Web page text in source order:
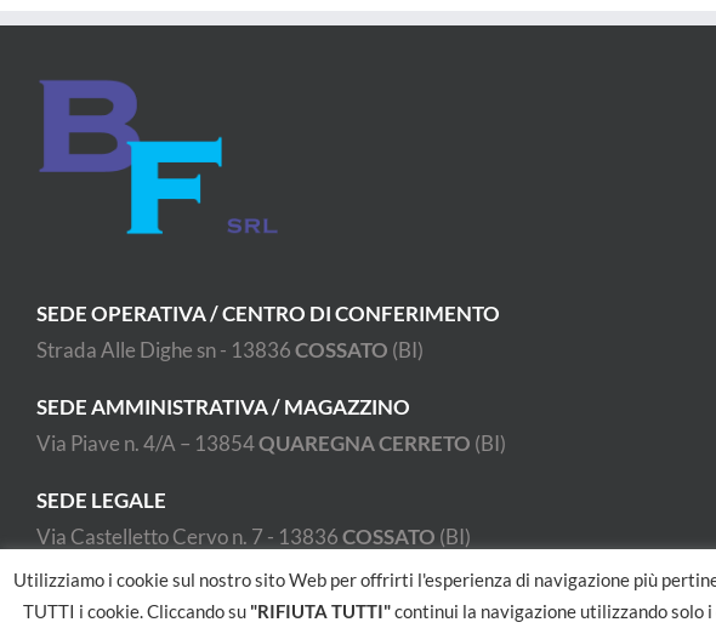
SEDE OPERATIVA / CENTRO DI CONFERIMENTO
Strada Alle Dighe sn - 13836COSSATO (BI)
SEDE AMMINISTRATIVA / MAGAZZINO
Via Piave n. 4/A – 13854QUAREGNA CERRETO (BI)
SEDE LEGALE
Via Castelletto Cervo n. 7 - 13836COSSATO (BI)
Utilizziamo i cookie sul nostro sito Web per offrirti l'esperienza di navigazione più
TUTTI i cookie. Cliccando su "RIFIUTA TUTTI"continui la navigazione utilizzando solo